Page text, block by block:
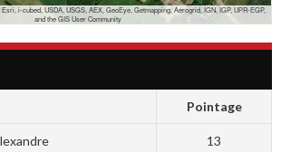
i-cubed, USDA, USGS, AEX, GeoEye, Getmapping, Aerogrid, IGN, IGP, UPR-EGP,
and the GIS User Community
Pointage
13